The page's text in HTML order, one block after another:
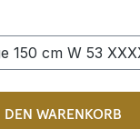
DEN WARENKORB